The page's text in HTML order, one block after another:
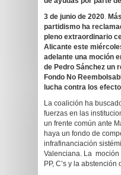
3 de junio de 2020.
partidismo ha
pleno extraordinario
Alicante este
adelante una moción
de Pedro Sánchez un
Fondo No
lucha contra los
La coalición ha
fuerzas en las
un frente común ante
haya un fondo de
infrafinanciación
Valenciana. La moción
PP, C’s y la abstención